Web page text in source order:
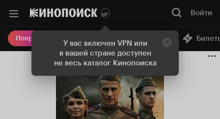
У вас включен VPN или
в вашей стране доступен
не весь каталог Кинопоиска
Войти
Попробовать Плюс Онлайн-кинотеатр